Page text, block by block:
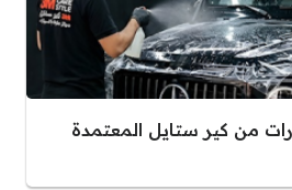
من كير ستايل المعتمدة